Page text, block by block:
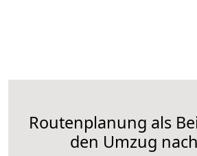
Routenplanung als
den Umzug